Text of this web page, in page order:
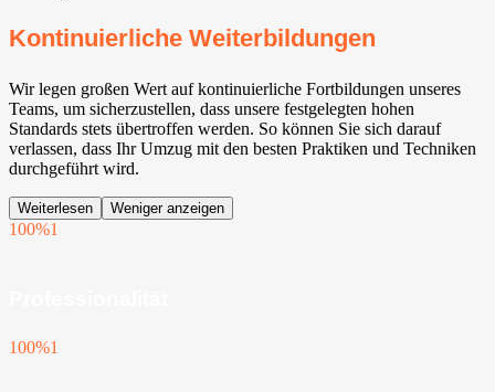
Kontinuierliche Weiterbildungen
Wir legen großen Wert auf kontinuierliche Fortbildungen unseres
Teams, um sicherzustellen, dass unsere festgelegten hohen
Standards stets übertroffen werden. So können Sie sich darauf
verlassen, dass Ihr Umzug mit den besten Praktiken und Techniken
durchgeführt wird.
Weiterlesen Weniger anzeigen
100%1
100%1